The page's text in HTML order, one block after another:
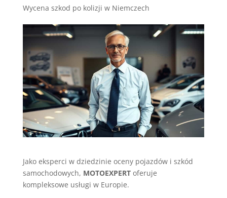
Wycena szkod po kolizji w Niemczech
Jako eksperci w dziedzinie oceny pojazdów i szkód
samochodowych, MOTOEXPERToferuje
kompleksowe usługi w Europie.